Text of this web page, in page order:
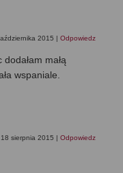
2015 | Odpowiedz
małą
wspaniale.
18 sierpnia 2015 | Odpowiedz